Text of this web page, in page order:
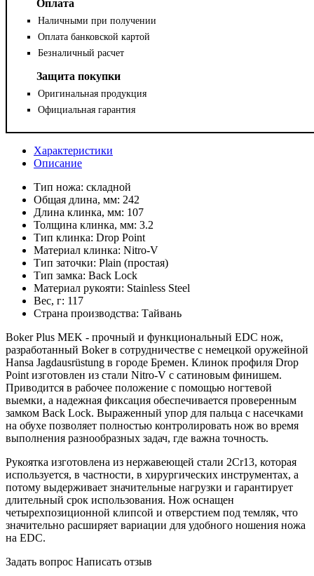
Оплата
Наличными при получении
Оплата банковской картой
Безналичный расчет
Защита покупки
Оригинальная продукция
Официальная гарантия
Характеристики
Описание
Тип ножа: складной
Общая длина, мм: 242
Длина клинка, мм: 107
Толщина клинка, мм: 3.2
Тип клинка: Drop Point
Материал клинка: Nitro-V
Тип заточки: Plain (простая)
Тип замка: Back Lock
Материал рукояти: Stainless Steel
Вес, г: 117
Страна производства: Тайвань
Boker Plus MEK - прочный и функциональный EDC нож,
разработанный Boker в сотрудничестве с немецкой оружейной
Hansa Jagdausrüstung в городе Бремен. Клинок профиля Drop
Point изготовлен из стали Nitro-V с сатиновым финишем.
Приводится в рабочее положение с помощью ногтевой
выемки, а надежная фиксация обеспечивается проверенным
замком Back Lock. Выраженный упор для пальца с насечками
на обухе позволяет полностью контролировать нож во время
выполнения разнообразных задач, где важна точность.
Рукоятка изготовлена из нержавеющей стали 2Cr13, которая
используется, в частности, в хирургических инструментах, а
потому выдерживает значительные нагрузки и гарантирует
длительный срок использования. Нож оснащен
четырехпозиционной клипсой и отверстием под темляк, что
значительно расширяет вариации для удобного ношения ножа
на EDC.
Задать вопрос Написать отзыв